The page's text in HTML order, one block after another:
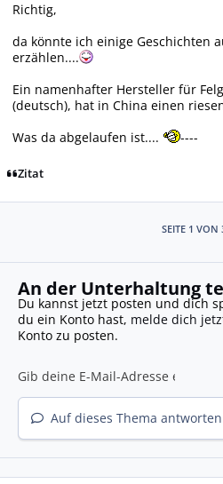
Richtig,
da könnte ich einige Geschichten
erzählen....
Ein namenhafter Hersteller für
(deutsch), hat in China einen
Was da abgelaufen ist....
----
Zitat
SEITE 1 VON
An der Unterhaltung
Du kannst jetzt posten und dich
du ein Konto hast, melde dich
Konto zu posten.
Auf dieses Thema